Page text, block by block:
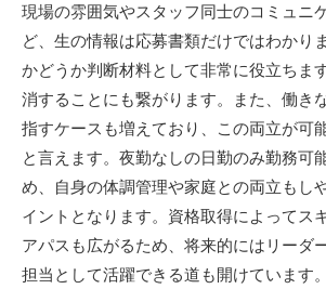
現場の雰囲気やスタッフ同士のコミュニ
ど、生の情報は応募書類だけではわかり
かどうか判断材料として非常に役立ちま
消することにも繋がります。また、働き
指すケースも増えており、この両立が可
と言えます。夜勤なしの日勤のみ勤務可
め、自身の体調管理や家庭との両立もし
イントとなります。資格取得によってス
アパスも広がるため、将来的にはリーダ
担当として活躍できる道も開けています。